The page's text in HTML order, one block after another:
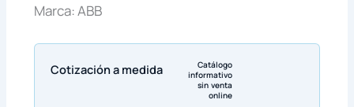
Marca: ABB
Cotización a medida
Catálogo
informativo
sin venta
online